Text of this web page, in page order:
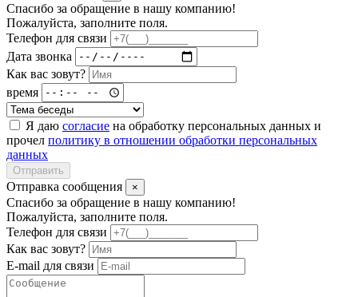
Спасибо за обращение в нашу компанию!
Пожалуйста, заполните поля.
Телефон для связи
Дата звонка
Как вас зовут?
время
Я даю согласие на обработку персональных данных и
прочел политику в отношении обработки персональных
данных
Отправить
Отправка сообщения ×
Спасибо за обращение в нашу компанию!
Пожалуйста, заполните поля.
Телефон для связи
Как вас зовут?
E-mail для связи